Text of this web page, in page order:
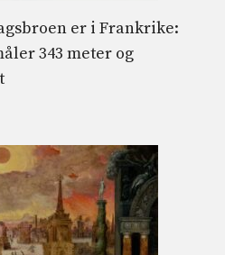
er i Frankrike:
343 meter og